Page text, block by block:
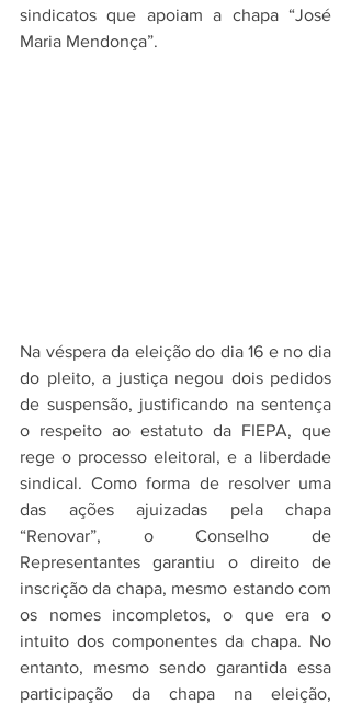
sindicatos que apoiam a chapa “José
Maria Mendonça”.
Na véspera da eleição do dia 16 e no dia
do pleito, a justiça negou dois pedidos
de suspensão, justificando na sentença
o respeito ao estatuto da FIEPA, que
rege o processo eleitoral, e a liberdade
sindical. Como forma de resolver uma
das ações ajuizadas pela chapa
“Renovar”, o Conselho de
Representantes garantiu o direito de
inscrição da chapa, mesmo estando com
os nomes incompletos, o que era o
intuito dos componentes da chapa. No
entanto, mesmo sendo garantida essa
participação da chapa na eleição,